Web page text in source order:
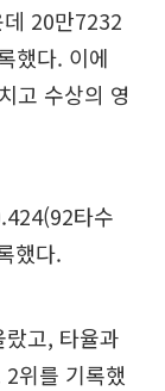
20만7232
했다. 이에
고 수상의 영
타수
했다.
고, 타율과
위를 기록했